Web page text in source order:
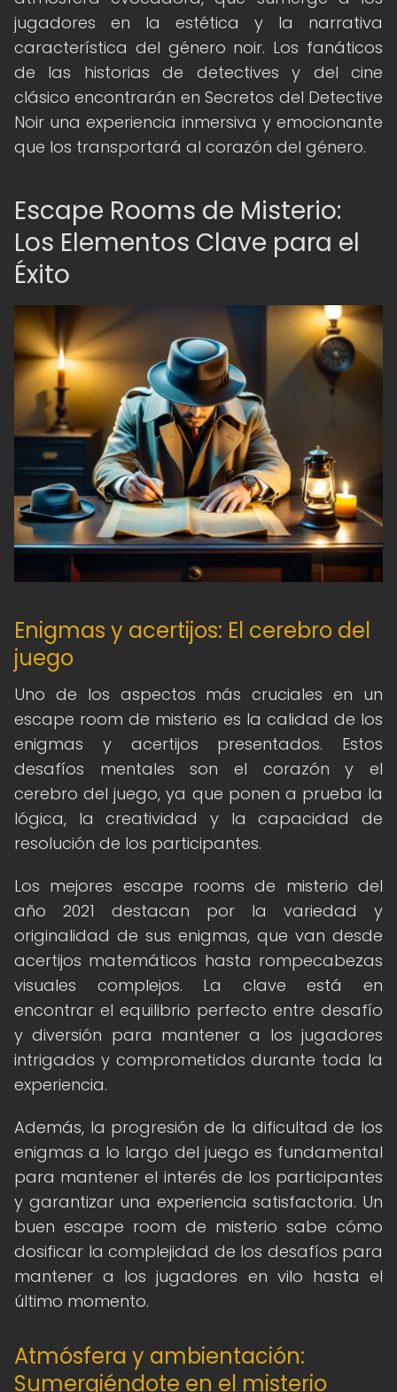
jugadores en la estética y la narrativa
característica del género noir. Los fanáticos
de las historias de detectives y del cine
clásico encontrarán en Secretos del Detective
Noir una experiencia inmersiva y emocionante
que los transportará al corazón del género.
Escape Rooms de Misterio:
Los Elementos Clave para el
Éxito
Enigmas y acertijos: El cerebro del
juego
Uno de los aspectos más cruciales en un
escape room de misterio es la calidad de los
enigmas y acertijos presentados. Estos
desafíos mentales son el corazón y el
cerebro del juego, ya que ponen a prueba la
lógica, la creatividad y la capacidad de
resolución de los participantes.
Los mejores escape rooms de misterio del
año 2021 destacan por la variedad y
originalidad de sus enigmas, que van desde
acertijos matemáticos hasta rompecabezas
visuales complejos. La clave está en
encontrar el equilibrio perfecto entre desafío
y diversión para mantener a los jugadores
intrigados y comprometidos durante toda la
experiencia.
Además, la progresión de la dificultad de los
enigmas a lo largo del juego es fundamental
para mantener el interés de los participantes
y garantizar una experiencia satisfactoria. Un
buen escape room de misterio sabe cómo
dosificar la complejidad de los desafíos para
mantener a los jugadores en vilo hasta el
último momento.
Atmósfera y ambientación:
Sumergiéndote en el misterio